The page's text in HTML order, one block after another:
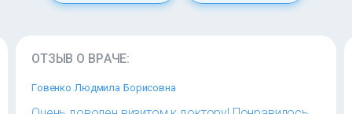
ОТЗЫВ О ВРАЧЕ:
Говенко Людмила Борисовна